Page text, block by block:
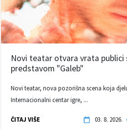
Novi teatar otvara vrata publici
predstavom "Galeb"
Novi teatar, nova pozorišna scena koja
Internacionalni centar igre, ...
ČITAJ VIŠE 03. 8. 2026.